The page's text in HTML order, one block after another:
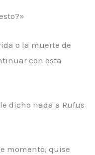
o la muerte de
con esta
dicho nada a Rufus
momento, quise